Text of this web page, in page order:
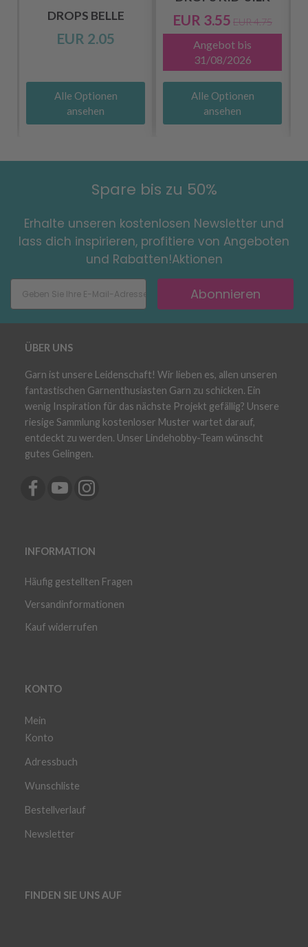
DROPS BELLE
EUR 2.05
Alle Optionen
ansehen
EUR 3.55 EUR 4.75
Angebot bis
31/08/2026
Alle Optionen
ansehen
Spare bis zu 50%
Erhalte unseren kostenlosen Newsletter und
lass dich inspirieren, profitiere von Angeboten
und Rabatten!Aktionen
Abonnieren
ÜBER UNS
Garn ist unsere Leidenschaft! Wir lieben es, allen unseren
fantastischen Garnenthusiasten Garn zu schicken. Ein
wenig Inspiration für das nächste Projekt gefällig? Unsere
riesige Sammlung kostenloser Muster wartet darauf,
entdeckt zu werden. Unser Lindehobby-Team wünscht
gutes Gelingen.
INFORMATION
Häufig gestellten Fragen
Versandinformationen
Kauf widerrufen
KONTO
Mein
Konto
Adressbuch
Wunschliste
Bestellverlauf
Newsletter
FINDEN SIE UNS AUF